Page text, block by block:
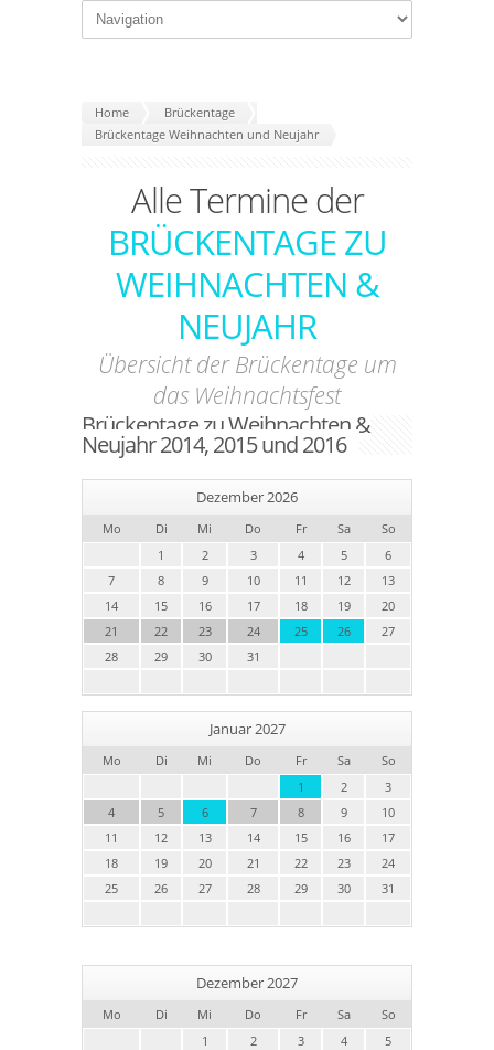
Home
Brückentage
Brückentage Weihnachten und Neujahr
Alle Termine der
BRÜCKENTAGE ZU
WEIHNACHTEN &
NEUJAHR
Übersicht der Brückentage um
das Weihnachtsfest
Brückentage zu Weihnachten &
Neujahr 2014, 2015 und 2016
Dezember 2026
Mo Di Mi Do Fr Sa
So
1
2 3 4 5
6
7
8 9 10 11 12
13
14
15 16 17 18 19
20
21
22 23 24 25 26
27
28
29 30 31
Januar 2027
Mo Di Mi Do Fr Sa
So
1
2
3
4
5 6 7 8 9
10
11
12 13 14 15 16
17
18
19 20 21 22 23
24
25
26 27 28 29 30 31
Dezember 2027
Mo Di Mi Do Fr Sa
So
1
2 3 4
5